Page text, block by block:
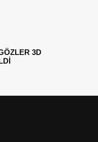
3D